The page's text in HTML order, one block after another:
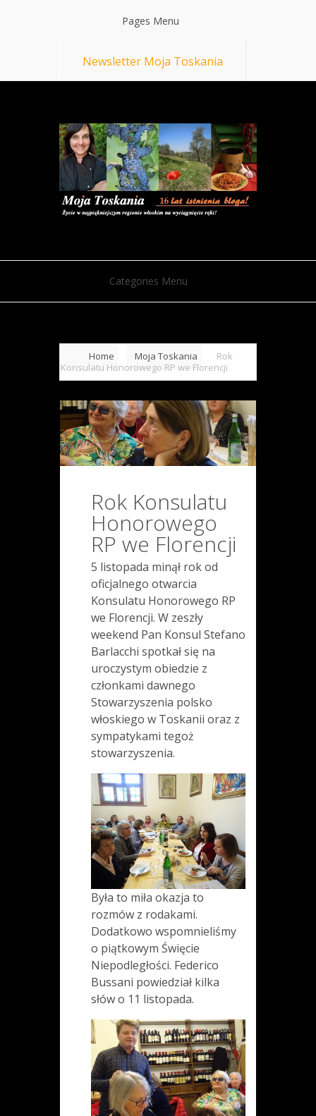
Pages Menu
Newsletter Moja Toskania
Categories Menu
Home Moja Toskania
Rok
Konsulatu Honorowego RP we Florencji
Rok Konsulatu
Honorowego
RP we Florencji
5 listopada minął rok od
oficjalnego otwarcia
Konsulatu Honorowego RP
we Florencji. W zeszły
weekend Pan Konsul Stefano
Barlacchi spotkał się na
uroczystym obiedzie z
członkami dawnego
Stowarzyszenia polsko
włoskiego w Toskanii oraz z
sympatykami tegoż
stowarzyszenia.
Była to miła okazja to
rozmów z rodakami.
Dodatkowo wspomnieliśmy
o piątkowym Święcie
Niepodległości. Federico
Bussani powiedział kilka
słów o 11 listopada.